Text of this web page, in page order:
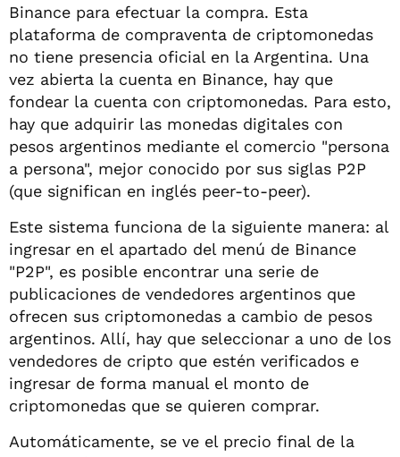
Binance para efectuar la compra. Esta
plataforma de compraventa de criptomonedas
no tiene presencia oficial en la Argentina. Una
vez abierta la cuenta en Binance, hay que
fondear la cuenta con criptomonedas. Para esto,
hay que adquirir las monedas digitales con
pesos argentinos mediante el comercio "persona
a persona", mejor conocido por sus siglas P2P
(que significan en inglés peer-to-peer).
Este sistema funciona de la siguiente manera: al
ingresar en el apartado del menú de Binance
"P2P", es posible encontrar una serie de
publicaciones de vendedores argentinos que
ofrecen sus criptomonedas a cambio de pesos
argentinos. Allí, hay que seleccionar a uno de los
vendedores de cripto que estén verificados e
ingresar de forma manual el monto de
criptomonedas que se quieren comprar.
Automáticamente, se ve el precio final de la